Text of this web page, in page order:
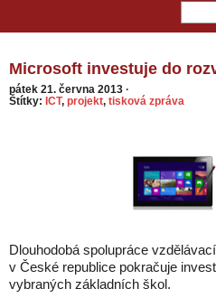
Microsoft investuje do
pátek 21. června 2013 ·
Štítky: ICT, projekt, tisková zpráva
Dlouhodobá spolupráce
v České republice pokračuje
vybraných základních škol.